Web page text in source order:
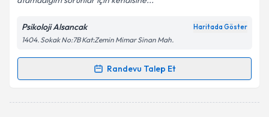
Psikoloji Alsancak Haritada Göster
1404. Sokak No:7B Kat:Zemin Mimar Sinan Mah.
Randevu Talep Et
Randevu Takvimi Talebi